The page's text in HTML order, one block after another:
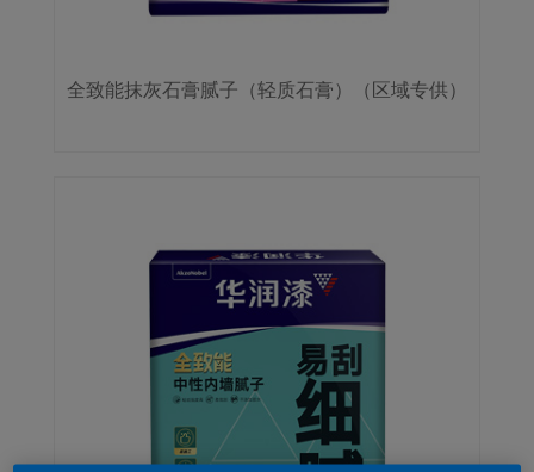
全致能抹灰石膏腻子（轻质石膏）（区域专供）